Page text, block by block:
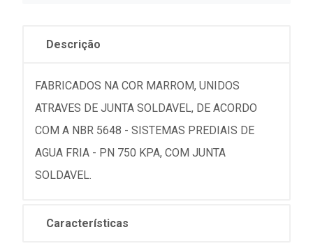
Descrição
FABRICADOS NA COR MARROM, UNIDOS
ATRAVES DE JUNTA SOLDAVEL, DE ACORDO
COM A NBR 5648 - SISTEMAS PREDIAIS DE
AGUA FRIA - PN 750 KPA, COM JUNTA
SOLDAVEL.
Características